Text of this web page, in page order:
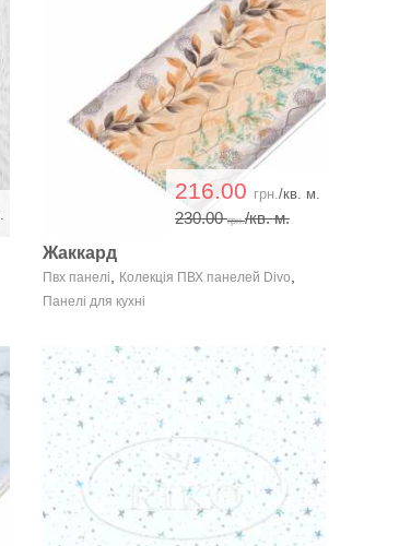
216.00 грн. /кв. м.
230.00грн./кв. м.
Жаккард
Пвх панелі Колекція ПВХ панелей Divo
Панелі для кухні